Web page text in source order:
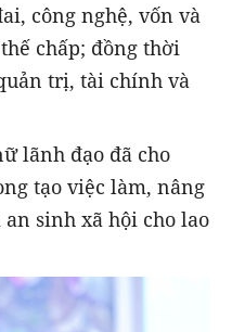
công nghệ, vốn và
chấp; đồng thời
trị, tài chính và
lãnh đạo đã cho
tạo việc làm, nâng
sinh xã hội cho lao